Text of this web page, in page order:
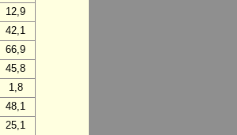
12,9
42,1
66,9
45,8
1,8
48,1
25,1